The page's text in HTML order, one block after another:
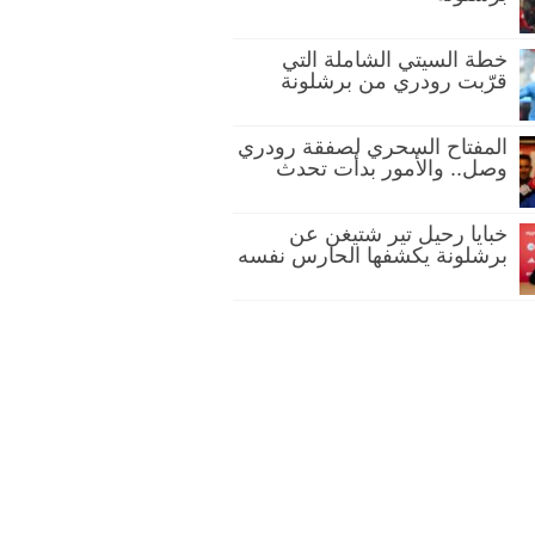
خطة السيتي الشاملة التي
قرّبت رودري من برشلونة
المفتاح السحري لصفقة رودري
وصل.. والأمور بدأت تحدث
خبايا رحيل تير شتيغن عن
برشلونة يكشفها الحارس نفسه